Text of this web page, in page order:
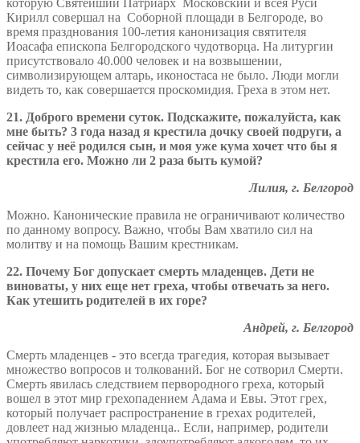
Кирилл совершал на Соборной площади в Белгороде, во
время празднования 100-летия канонизация святителя
Иоасафа епископа Белгородского чудотворца. На литургии
присутствовало 40.000 человек и на возвышении,
символизирующем алтарь, иконостаса не было. Люди могли
видеть то, как совершается проскомидия. Греха в этом нет.
21. Доброго времени суток. Подскажите, пожалуйста, как
мне быть? 3 года назад я крестила дочку своей подруги, а
сейчас у неё родился сын, и моя уже кума хочет что бы я
крестила его. Можно ли 2 раза быть кумой?
Лилия, г. Белгород
Можно. Канонические правила не ограничивают количество
по данному вопросу. Важно, чтобы Вам хватило сил на
молитву и на помощь Вашим крестникам.
22. Почему Бог допускает смерть младенцев. Дети не
виноваты, у них еще нет греха, чтобы отвечать за него.
Как утешить родителей в их горе?
Андрей, г. Белгород
Смерть младенцев - это всегда трагедия, которая вызывает
множество вопросов и толкований. Бог не сотворил Смерти.
Смерть явилась следствием первородного греха, который
вошел в этот мир грехопадением Адама и Евы. Этот грех,
который получает распространение в грехах родителей,
довлеет над жизнью младенца.. Если, например, родители